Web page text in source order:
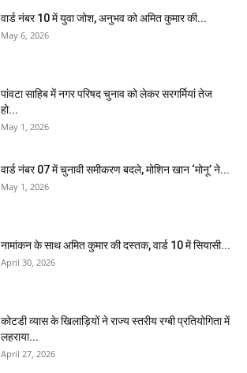
वार्ड नंबर 10 में युवा जोश, अनुभव को अमित कुमार की...
May 6, 2026
पांवटा साहिब में नगर परिषद चुनाव को लेकर सरगर्मियां तेज
हो...
May 1, 2026
वार्ड नंबर 07 में चुनावी समीकरण बदले, मोशिन खान ‘मोनू’ ने...
May 1, 2026
नामांकन के साथ अमित कुमार की दस्तक, वार्ड 10 में सियासी...
April 30, 2026
कोटडी व्यास के खिलाड़ियों ने राज्य स्तरीय रग्बी प्रतियोगिता में
लहराया...
April 27, 2026